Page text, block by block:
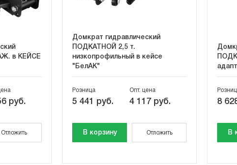
в КЕЙСЕ
руб.
Отложить
Домкрат гидравлический
ПОДКАТНОЙ 2,5 т.
низкопрофильный в кейсе
"БелАК"
Розница
5 441 руб.
Опт. цена
4 117 руб.
В корзину Отложить
8
В